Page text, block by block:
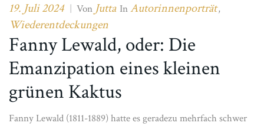
19. Juli 2024 Von Jutta InAutorinnenporträt,
Wiederentdeckungen
Fanny Lewald, oder: Die
Emanzipation eines kleinen
grünen Kaktus
Fanny Lewald (1811-1889) hatte es geradezu mehrfach schwer